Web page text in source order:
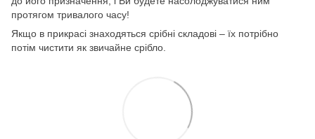
протягом тривалого часу!
Якщо в прикрасі знаходяться срібні складові – їх потрібно
потім чистити як звичайне срібло.